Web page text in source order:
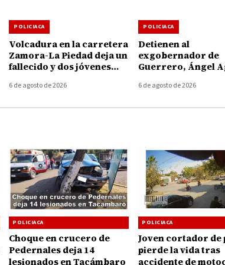
POLICIACA
Volcadura en la carretera
Zamora-La Piedad deja un
fallecido y dos jóvenes
6 de agosto de 2026
POLICIACA
Detienen al
exgobernador de
Guerrero, Ángel
encubrimiento en
6 de agosto de 2026
POLICIACA
Choque en crucero de
Pedernales deja 14
lesionados en Tacámbaro
POLICIACA
Joven cortador de
pierde la vida tras
accidente de